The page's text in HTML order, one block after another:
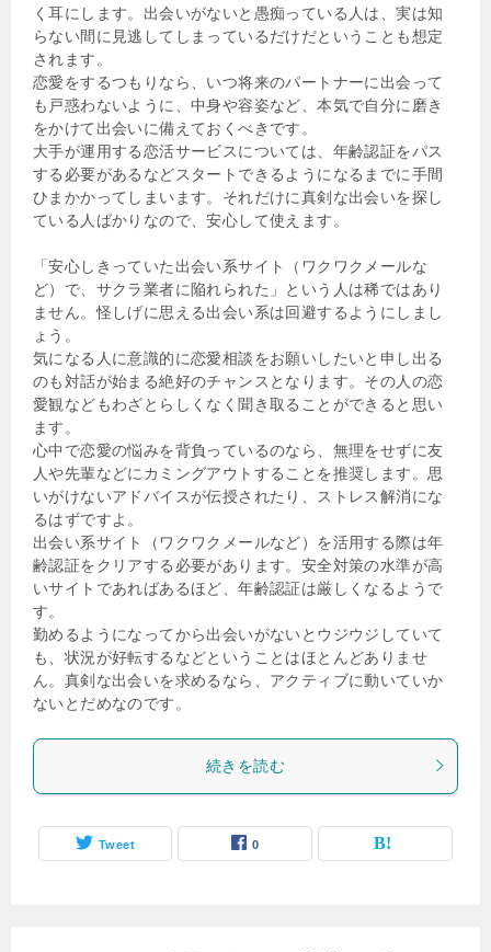
く耳にします。出会いがないと愚痴っている人は、実は知
らない間に見逃してしまっているだけだということも想定
されます。
恋愛をするつもりなら、いつ将来のパートナーに出会って
も戸惑わないように、中身や容姿など、本気で自分に磨き
をかけて出会いに備えておくべきです。
大手が運用する恋活サービスについては、年齢認証をパス
する必要があるなどスタートできるようになるまでに手間
ひまかかってしまいます。それだけに真剣な出会いを探し
ている人ばかりなので、安心して使えます。
「安心しきっていた出会い系サイト（ワクワクメールな
ど）で、サクラ業者に陥れられた」という人は稀ではあり
ません。怪しげに思える出会い系は回避するようにしまし
ょう。
気になる人に意識的に恋愛相談をお願いしたいと申し出る
のも対話が始まる絶好のチャンスとなります。その人の恋
愛観などもわざとらしくなく聞き取ることができると思い
ます。
心中で恋愛の悩みを背負っているのなら、無理をせずに友
人や先輩などにカミングアウトすることを推奨します。思
いがけないアドバイスが伝授されたり、ストレス解消にな
るはずですよ。
出会い系サイト（ワクワクメールなど）を活用する際は年
齢認証をクリアする必要があります。安全対策の水準が高
いサイトであればあるほど、年齢認証は厳しくなるようで
す。
勤めるようになってから出会いがないとウジウジしていて
も、状況が好転するなどということはほとんどありませ
ん。真剣な出会いを求めるなら、アクティブに動いていか
ないとだめなのです。
続きを読む
Tweet 0